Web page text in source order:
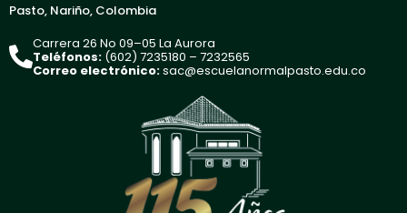
Pasto, Nariño, Colombia
Carrera 26 No 09–05 La Aurora
Teléfonos: (602) 7235180 – 7232565
Correo electrónico:sac@escuelanormalpasto.edu.co